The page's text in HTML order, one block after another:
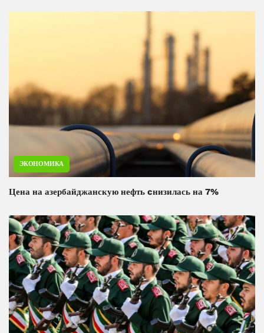
ЭКОНОМИКА
Цена на азербайджанскую нефть cнизилась на 7%